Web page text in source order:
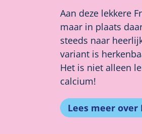
Aan deze lekkere
maar in plaats
steeds naar
variant is
Het is niet alleen
calcium!
Lees meer over